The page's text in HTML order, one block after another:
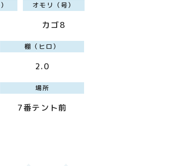
オモリ（号）
カゴ8
棚（ヒロ）
2.0
場所
7番テント前